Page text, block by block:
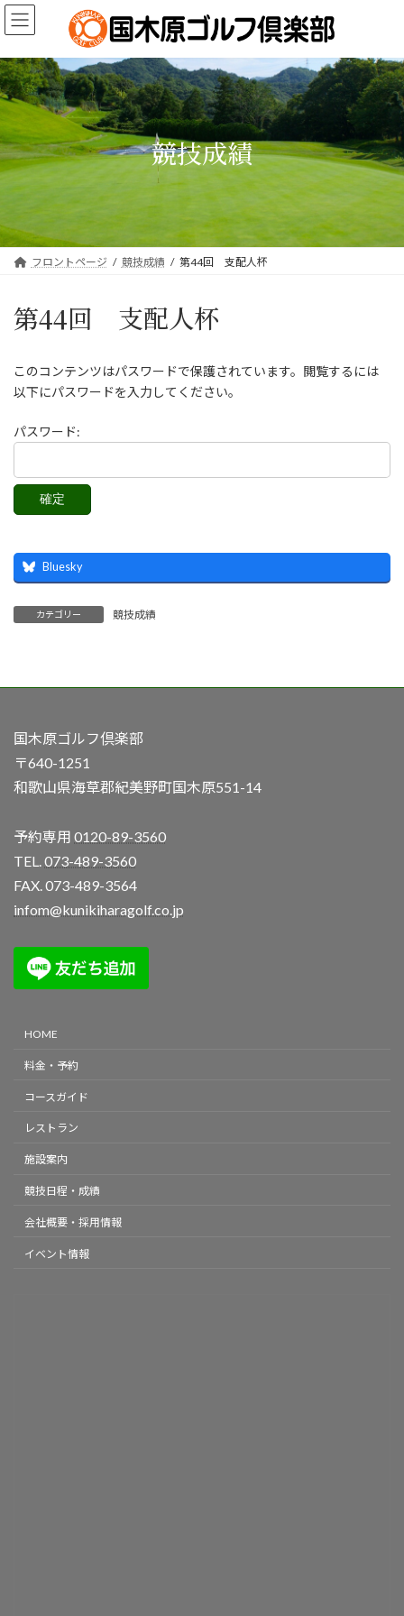
コ
ン
ン
ツ
へ
キ
ッ
プ
ナ
ビ
ー
シ
ョ
に
移
動
競技成績
フロントページ 競技成績 第44回 支配人杯
第44回 支配人杯
このコンテンツはパスワードで保護されています。閲覧するには
以下にパスワードを入力してください。
パスワード:
Bluesky
カテゴリー 競技成績
国木原ゴルフ倶楽部
〒640-1251
和歌山県海草郡紀美野町国木原551-14
予約専用 0120-89-3560
TEL.073-489-3560
FAX. 073-489-3564
infom@kunikiharagolf.co.jp
HOME
料金・予約
コースガイド
レストラン
施設案内
競技日程・成績
会社概要・採用情報
イベント情報